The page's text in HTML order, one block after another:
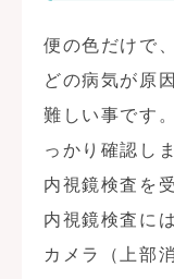
便の色だけで
どの病気が原
難しい事です
っかり確認し
内視鏡検査を
内視鏡検査に
カメラ（上部